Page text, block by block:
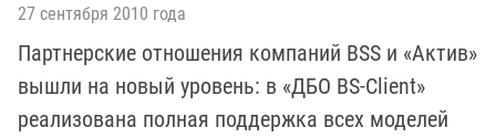
27 сентября 2010 года
Партнерские отношения компаний BSS и «Актив»
вышли на новый уровень: в «ДБО BS-Client»
реализована полная поддержка всех моделей